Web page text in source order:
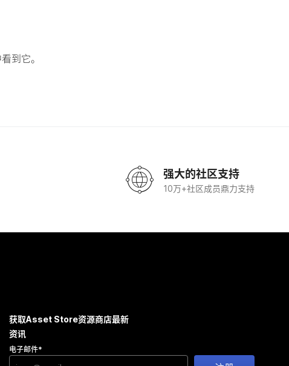
到它。
强大的社区支持
10万+社区成员鼎力支持
获取Asset Store资源商店最新
资讯
电子邮件*